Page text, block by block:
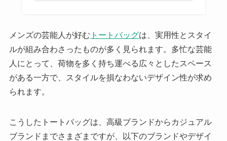
メンズの芸能人が好む トートバッグは、実用性とスタイ
ルが組み合わさったものが多く見られます。多忙な芸能
人にとって、荷物を多く持ち運べる広々としたスペース
がある一方で、スタイルを損なわないデザイン性が求め
られます。
こうしたトートバッグは、高級ブランドからカジュアル
ブランドまでさまざまですが、以下のブランドやデザイ